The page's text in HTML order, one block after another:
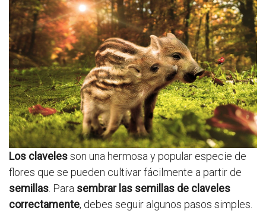
Los clavelesson una hermosa y popular especie de
flores que se pueden cultivar fácilmente a partir de
semillas . Para sembrar las semillas de claveles
correctamente, debes seguir algunos pasos simples.